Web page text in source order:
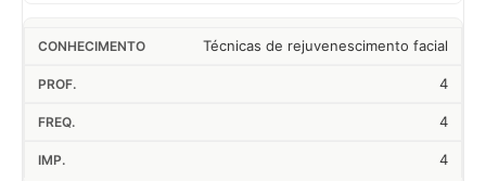
Técnicas de rejuvenescimento facial
4
4
4